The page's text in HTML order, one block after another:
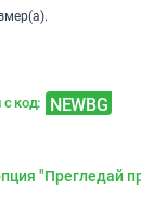
с код: NEWBG
"Прегледай